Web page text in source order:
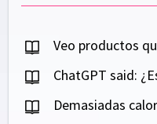
Veo productos
ChatGPT said:
Demasiadas